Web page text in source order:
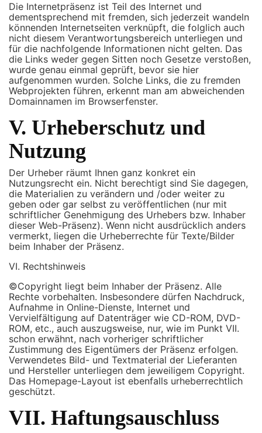
Die Internetpräsenz ist Teil des Internet und
dementsprechend mit fremden, sich jederzeit wandeln
könnenden Internetseiten verknüpft, die folglich auch
nicht diesem Verantwortungsbereich unterliegen und
für die nachfolgende Informationen nicht gelten. Das
die Links weder gegen Sitten noch Gesetze verstoßen,
wurde genau einmal geprüft, bevor sie hier
aufgenommen wurden. Solche Links, die zu fremden
Webprojekten führen, erkennt man am abweichenden
Domainnamen im Browserfenster.
V. Urheberschutz und
Nutzung
Der Urheber räumt Ihnen ganz konkret ein
Nutzungsrecht ein. Nicht berechtigt sind Sie dagegen,
die Materialien zu verändern und /oder weiter zu
geben oder gar selbst zu veröffentlichen (nur mit
schriftlicher Genehmigung des Urhebers bzw. Inhaber
dieser Web-Präsenz). Wenn nicht ausdrücklich anders
vermerkt, liegen die Urheberrechte für Texte/Bilder
beim Inhaber der Präsenz.
VI. Rechtshinweis
©Copyright liegt beim Inhaber der Präsenz. Alle
Rechte vorbehalten. Insbesondere dürfen Nachdruck,
Aufnahme in Online-Dienste, Internet und
Vervielfältigung auf Datenträger wie CD-ROM, DVD-
ROM, etc., auch auszugsweise, nur, wie im Punkt VII.
schon erwähnt, nach vorheriger schriftlicher
Zustimmung des Eigentümers der Präsenz erfolgen.
Verwendetes Bild- und Textmaterial der Lieferanten
und Hersteller unterliegen dem jeweiligem Copyright.
Das Homepage-Layout ist ebenfalls urheberrechtlich
geschützt.
VII. Haftungsauschluss